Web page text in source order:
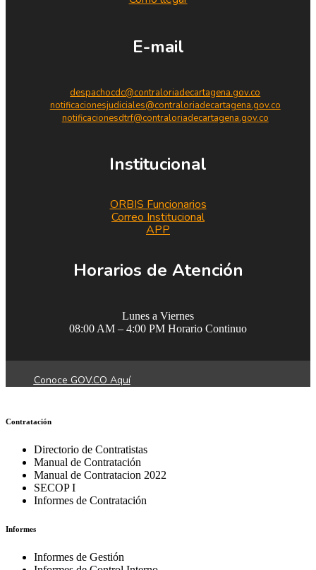
E-mail
despachocdc@contraloriadecartagena.gov.co
notificacionesjudiciales@contraloriadecartagena.gov.co
notificacionesdtrf@contraloriadecartagena.gov.co
Institucional
ORBIS Funcionarios
Correo Institucional
APP
Horarios de Atención
Lunes a Viernes
08:00 AM – 4:00 PM Horario Continuo
Conoce GOV.CO Aquí
Contratación
Directorio de Contratistas
Manual de Contratación
Manual de Contratacion 2022
SECOP I
Informes de Contratación
Informes
Informes de Gestión